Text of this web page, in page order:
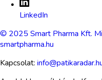
LinkedIn
© 2025 Smart Pharma Kft.
smartpharma.hu
Kapcsolat: